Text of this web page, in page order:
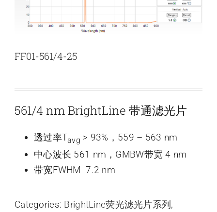
关于量感
联系我们
FF01-561/4-25
561/4 nm BrightLine 带通滤光片
透过率Tavg > 93%，559 – 563 nm
中心波长 561 nm，GMBW带宽 4 nm
带宽FWHM 7.2 nm
Categories: BrightLine荧光滤光片系列 ,